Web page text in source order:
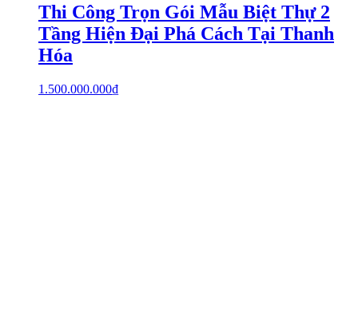
Thi Công Trọn Gói Mẫu Biệt Thự 2
Tầng Hiện Đại Phá Cách Tại Thanh
Hóa
1.500.000.000₫